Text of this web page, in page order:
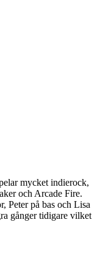
mycket indierock,
och Arcade Fire.
Peter på bas och Lisa
gånger tidigare vilket